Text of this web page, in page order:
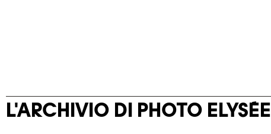
L'ARCHIVIO DI PHOTO ELYSÉE